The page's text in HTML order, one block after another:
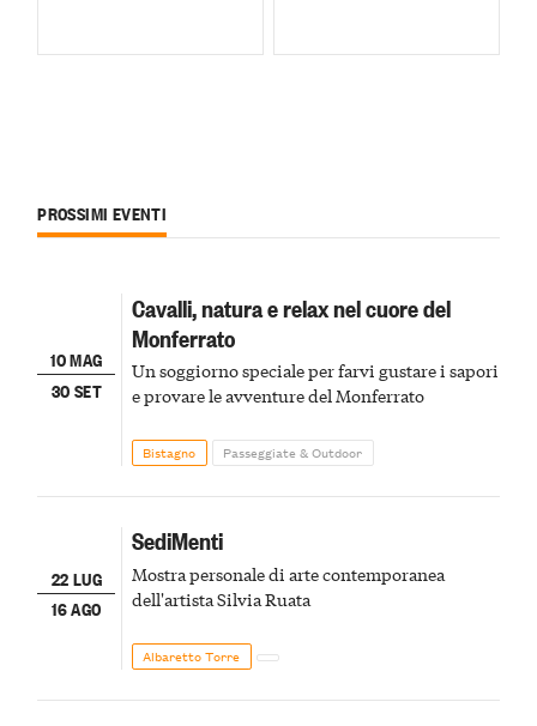
PROSSIMI EVENTI
10 MAG
30 SET
Cavalli, natura e relax nel cuore del
Monferrato
Un soggiorno speciale per farvi gustare i sapori
e provare le avventure del Monferrato
Bistagno Passeggiate & Outdoor
22 LUG
16 AGO
SediMenti
Mostra personale di arte contemporanea
dell'artista Silvia Ruata
Albaretto Torre